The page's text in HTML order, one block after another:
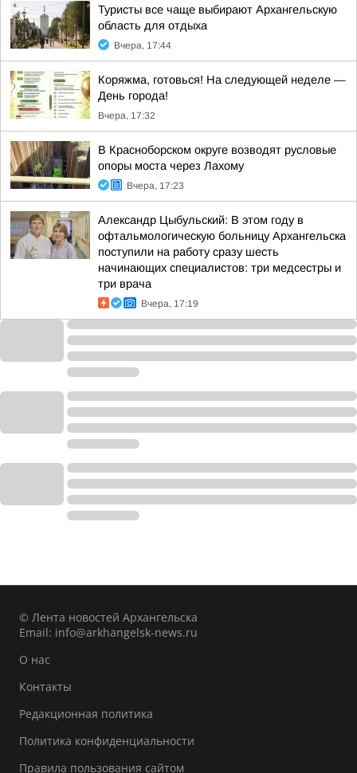
Туристы все чаще выбирают Архангельскую
область для отдыха
Вчера, 17:44
Коряжма, готовься! На следующей неделе —
День города!
Вчера, 17:32
В Красноборском округе возводят русловые
опоры моста через Лахому
Вчера, 17:23
Александр Цыбульский: В этом году в
офтальмологическую больницу Архангельска
поступили на работу сразу шесть
начинающих специалистов: три медсестры и
три врача
Вчера, 17:19
© Лента новостей Архангельска
Email: info@arkhangelsk-news.ru
О нас
Контакты
Редакционная политика
Политика конфиденциальности
Правила пользования сайтом